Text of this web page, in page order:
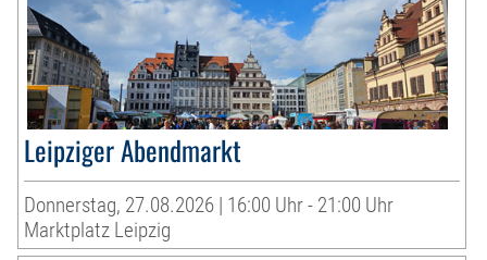
Leipziger Abendmarkt
Donnerstag, 27.08.2026 | 16:00 Uhr - 21:00 Uhr
Marktplatz Leipzig